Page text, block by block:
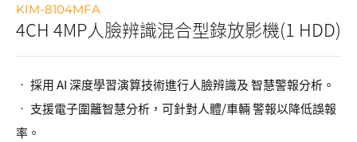
KIM-8104MFA
4CH 4MP人臉辨識混合型錄放影機(1 HDD)
• 採用 AI 深度學習演算技術進行人臉辨識及 智慧警報分析。
• 支援電子圍籬智慧分析，可針對人體/車輛 警報以降低誤報
率。